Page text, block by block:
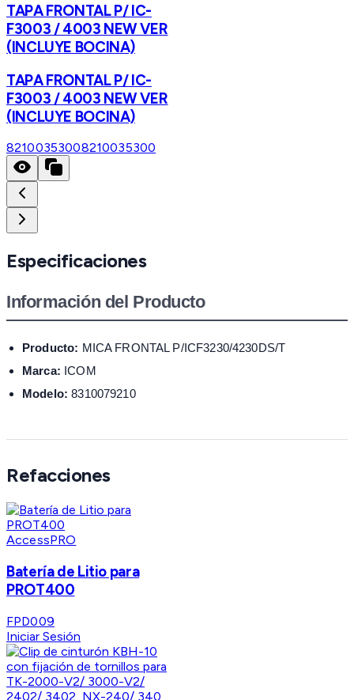
TAPA FRONTAL P/ IC-
F3003 / 4003 NEW VER
(INCLUYE BOCINA)
TAPA FRONTAL P/ IC-
F3003 / 4003 NEW VER
(INCLUYE BOCINA)
82100353008210035300
Especificaciones
Información del Producto
Producto: MICA FRONTAL P/ICF3230/4230DS/T
Marca: ICOM
Modelo: 8310079210
Refacciones
AccessPRO
Batería de Litio para
PROT400
FPD009
Iniciar Sesión